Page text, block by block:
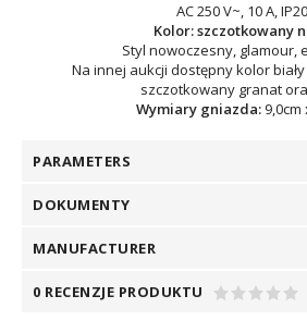
AC 250 V~, 10 A,
Kolor: szczotkowany
Styl nowoczesny, glamour,
Na innej aukcji dostępny kolor
szczotkowany granat
Wymiary gniazda:9,0cm
PARAMETERS
DOKUMENTY
MANUFACTURER
0 RECENZJE PRODUKTU